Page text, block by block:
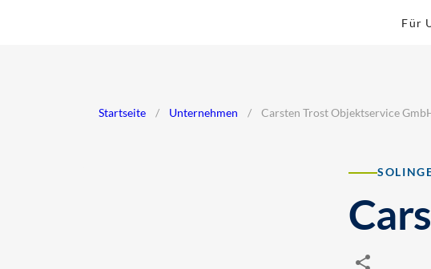
Für
Startseite / Unternehmen / Carsten Trost Objektservice